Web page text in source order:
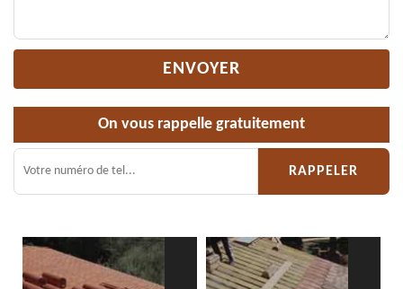
On vous rappelle gratuitement